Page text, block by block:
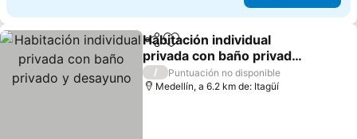
CompartirAgregar a favoritos
Habitación individual
privada con baño privado
y desayuno
Ver precios
/
Puntuación no disponible
Medellín, a 6.2 km de: Itagüí